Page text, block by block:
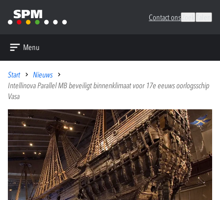
Contact ons
Menu
Start
Nieuws
Intellinova Parallel MB beveiligt binnenklimaat voor 17e eeuws oorlogsschip
Vasa